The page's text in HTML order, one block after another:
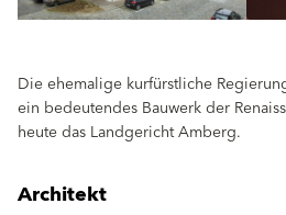
Die ehemalige kurfürstliche
ein bedeutendes Bauwerk der
heute das Landgericht Amberg.
Architekt